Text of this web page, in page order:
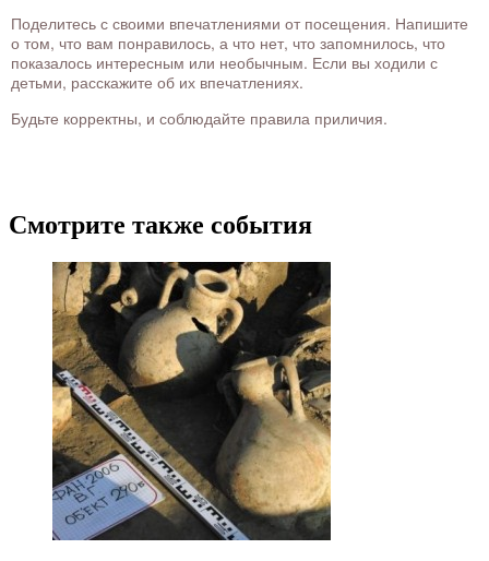
Поделитесь с своими впечатлениями от посещения. Напишите
о том, что вам понравилось, а что нет, что запомнилось, что
показалось интересным или необычным. Если вы ходили с
детьми, расскажите об их впечатлениях.
Будьте корректны, и соблюдайте правила приличия.
Смотрите также события